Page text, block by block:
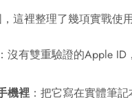
這裡整理了幾項實戰使
沒有雙重驗證的Apple
機裡 ：把它寫在實體筆